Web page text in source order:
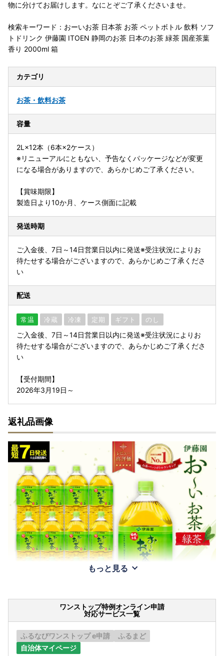
物に分けてお届けします。なにとぞご了承くださいませ。
検索キーワード：おーいお茶 日本茶 お茶 ペットボトル 飲料 ソフ
トドリンク 伊藤園 ITOEN 静岡のお茶 日本のお茶 緑茶 国産茶葉
香り 2000ml 箱
カテゴリ
お茶・飲料お茶
容量
2L×12本（6本×2ケース）
※リニューアルにともない、予告なくパッケージなどが変更
になる場合がありますので、あらかじめご了承ください。
【賞味期限】
製造日より10か月、ケース側面に記載
発送時期
ご入金後、7日～14日営業日以内に発送※受注状況によりお
待たせする場合がございますので、あらかじめご了承くださ
い
配送
常温 冷蔵 冷凍 定期 ギフト のし
ご入金後、7日～14日営業日以内に発送※受注状況によりお
待たせする場合がございますので、あらかじめご了承くださ
い
【受付期間】
2026年3月19日～
返礼品画像
もっと見る
ワンストップ特例オンライン申請
対応サービス一覧
ふるなびワンストップ e申請
ふるまど
自治体マイページ